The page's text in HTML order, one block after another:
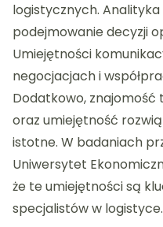
logistycznych.
podejmowanie decyzji
Umiejętności
negocjacjach i
Dodatkowo,
oraz umiejętność
istotne. W badaniach
Uniwersytet
że te umiejętności są
specjalistów w logistyce.